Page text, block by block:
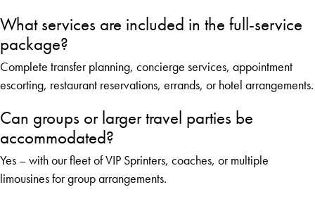
What services are included in the full-service
package?
Complete transfer planning, concierge services, appointment
escorting, restaurant reservations, errands, or hotel arrangements.
Can groups or larger travel parties be
accommodated?
Yes – with our fleet of VIP Sprinters, coaches, or multiple
limousines for group arrangements.